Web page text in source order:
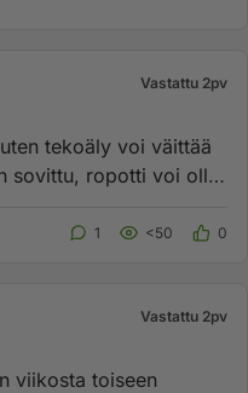
Vastattu 2pv
tekoäly voi väittää
sovittu, ropotti voi olla
1 <50 0
Vastattu 2pv
viikosta toiseen